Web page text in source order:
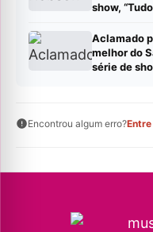
show,
Aclamado
melhor do
série de
Encontrou algum erro?